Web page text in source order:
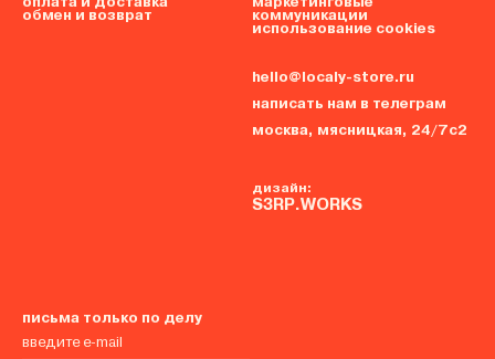
письма только по делу
оплата и доставка
обмен и возврат
маркетинговые
коммуникации
использование cookies
hello@localy-store.ru
написать нам в телеграм
москва, мясницкая, 24/7с2
дизайн:
S3RP.WORKS